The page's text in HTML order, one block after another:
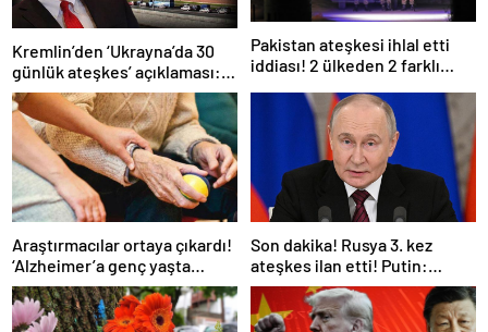
Kremlin’den ‘Ukrayna’da 30
günlük ateşkes’ açıklaması:
Bunu iyice düşünmeliyiz
Pakistan ateşkesi ihlal etti
iddiası! 2 ülkeden 2 farklı
Araştırmacılar ortaya çıkardı!
‘Alzheimer’a genç yaşta
yakalanabilirsiniz’
Son dakika! Rusya 3. kez
ateşkes ilan etti! Putin:
Erdoğan ile görüşme
gerçekleştireceğiz